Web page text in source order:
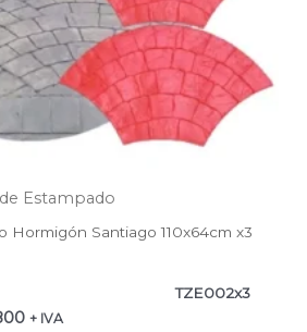
Estampado
Hormigón Santiago 110x64cm x3
TZE002x3
+ IVA